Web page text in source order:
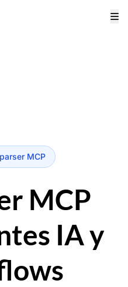
MCP
MCP
IA y